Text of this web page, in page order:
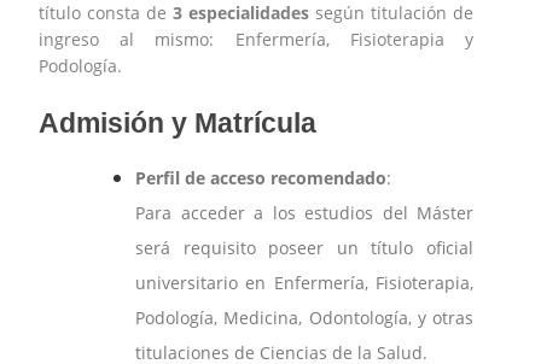
título consta de 3 especialidades según titulación de
ingreso al mismo: Enfermería, Fisioterapia y
Podología.
Admisión y Matrícula
Perfil de acceso recomendado:
Para acceder a los estudios del Máster
será requisito poseer un título oficial
universitario en Enfermería, Fisioterapia,
Podología, Medicina, Odontología, y otras
titulaciones de Ciencias de la Salud.